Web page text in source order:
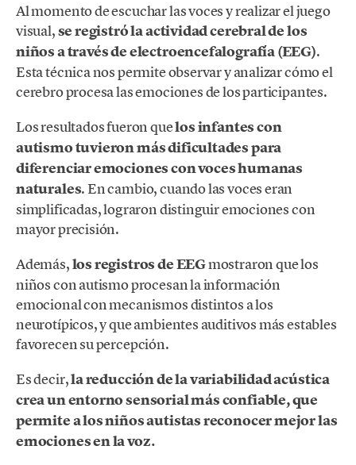
Al momento de escuchar las voces y realizar el juego
visual,se registró la actividad cerebral de los
niños a través de electroencefalografía (EEG).
Esta técnica nos permite observar y analizar cómo el
cerebro procesa las emociones de los participantes.
Los resultados fueron quelos infantes con
autismo tuvieron más dificultades para
diferenciar emociones con voces humanas
naturales. En cambio, cuando las voces eran
simplificadas, lograron distinguir emociones con
mayor precisión.
Además,los registros de EEGmostraronque los
niños con autismo procesan la información
emocional con mecanismos distintos a los
neurotípicos, y que ambientes auditivos más estables
favorecen su percepción.
Es decir,la reducción de la variabilidad acústica
crea un entorno sensorial más confiable, que
permite a los niños autistas reconocer mejor las
emociones en la voz.